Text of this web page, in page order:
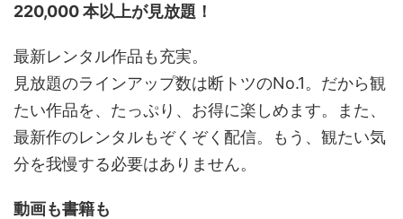
220,000 本以上が見放題！
最新レンタル作品も充実。
見放題のラインアップ数は断トツのNo.1。だから観
たい作品を、たっぷり、お得に楽しめます。また、
最新作のレンタルもぞくぞく配信。もう、観たい気
分を我慢する必要はありません。
動画も書籍も